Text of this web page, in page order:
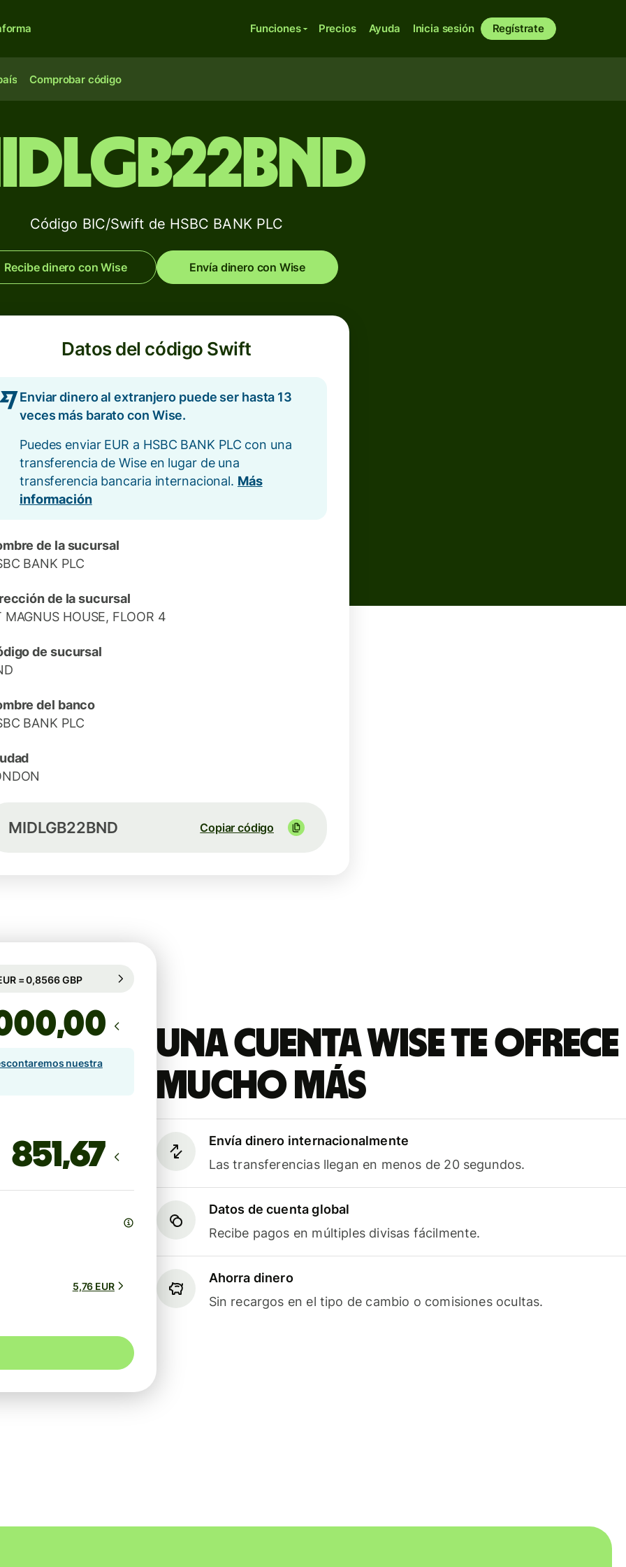
Funciones Precios Ayuda Inicia sesión Regístrate
Comprobar código
Código BIC/Swift de HSBC BANK PLC
Recibe dinero con Wise Envía dinero con Wise
Datos del código Swift
Enviar dinero al extranjero puede ser hasta 13
veces más barato con Wise.
Puedes enviar EUR a HSBC BANK PLC con una
transferencia de Wise en lugar de una
transferencia bancaria internacional. Más
información
de la sucursal
BANK PLC
de la sucursal
MAGNUS HOUSE, FLOOR 4
de sucursal
del banco
BANK PLC
MIDLGB22BND Copiar código
Una cuenta Wise te ofrece
mucho más
Envía dinero internacionalmente
Las transferencias llegan en menos de 20 segundos.
Datos de cuenta global
Recibe pagos en múltiples divisas fácilmente.
Ahorra dinero
Sin recargos en el tipo de cambio o comisiones ocultas.
durante 77 h
,00
nuestra
5,76 EUR